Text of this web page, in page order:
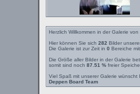
Herzlich Willkommen in der Galerie von
Hier können Sie sich 282 Bilder
Die Galerie ist zur Zeit in 0 Bereiche
Die Größe aller Bilder in der Galerie
somit sind noch 87.51 %freier
Viel Spaß mit unserer Galerie wünscht
Deppen Board Team